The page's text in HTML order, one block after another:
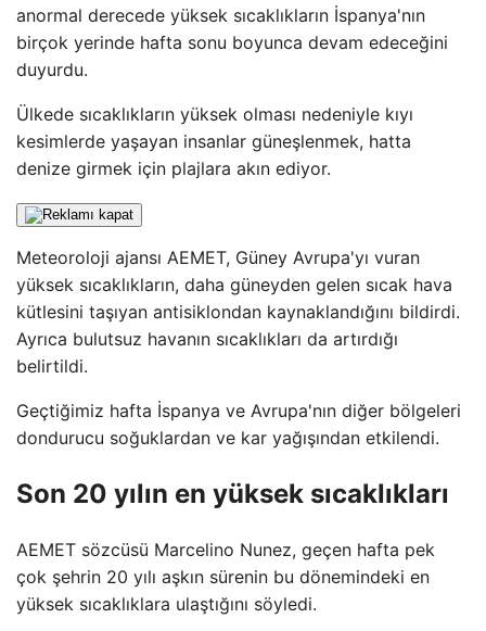
anormal derecede yüksek sıcaklıkların İspanya'nın
birçok yerinde hafta sonu boyunca devam edeceğini
duyurdu.
Ülkede sıcaklıkların yüksek olması nedeniyle kıyı
kesimlerde yaşayan insanlar güneşlenmek, hatta
denize girmek için plajlara akın ediyor.
Meteoroloji ajansı AEMET, Güney Avrupa'yı vuran
yüksek sıcaklıkların, daha güneyden gelen sıcak hava
kütlesini taşıyan antisiklondan kaynaklandığını bildirdi.
Ayrıca bulutsuz havanın sıcaklıkları da artırdığı
belirtildi.
Geçtiğimiz hafta İspanya ve Avrupa'nın diğer bölgeleri
dondurucu soğuklardan ve kar yağışından etkilendi.
Son 20 yılın en yüksek sıcaklıkları
AEMET sözcüsü Marcelino Nunez, geçen hafta pek
çok şehrin 20 yılı aşkın sürenin bu dönemindeki en
yüksek sıcaklıklara ulaştığını söyledi.